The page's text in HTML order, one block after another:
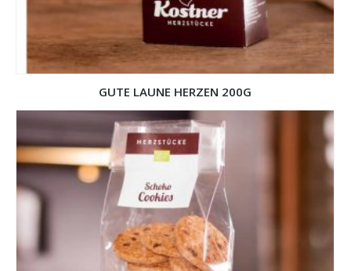
GUTE LAUNE HERZEN 200G